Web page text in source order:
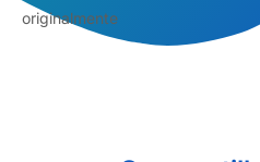
originalmente